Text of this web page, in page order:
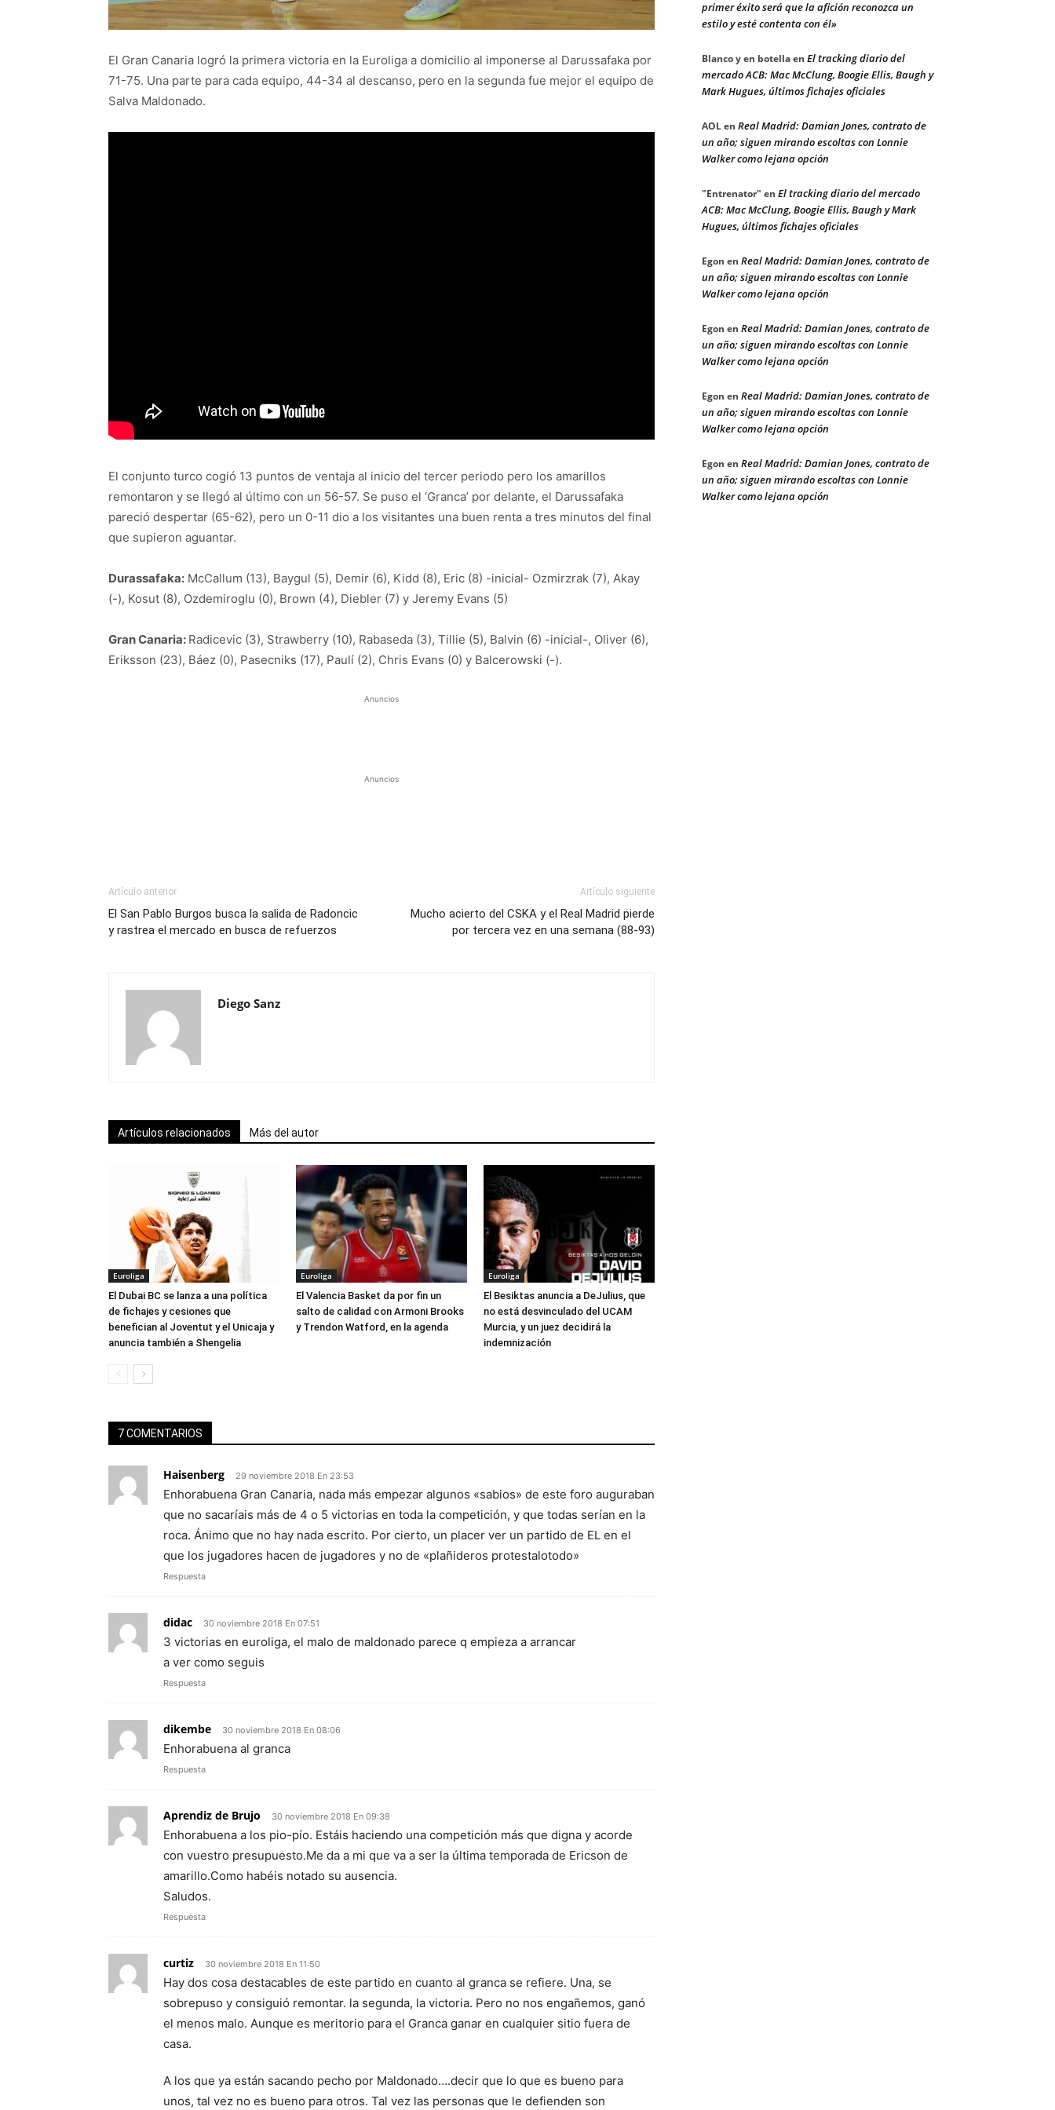
El Gran Canaria logró la primera victoria en la Euroliga a domicilio al imponerse al Darussafaka por
71-75. Una parte para cada equipo, 44-34 al descanso, pero en la segunda fue mejor el equipo de
Salva Maldonado.
El conjunto turco cogió 13 puntos de ventaja al inicio del tercer periodo pero los amarillos
remontaron y se llegó al último con un 56-57. Se puso el ‘Granca’ por delante, el Darussafaka
pareció despertar (65-62), pero un 0-11 dio a los visitantes una buen renta a tres minutos del final
que supieron aguantar.
Durassafaka: McCallum (13), Baygul (5), Demir (6), Kidd (8), Eric (8) -inicial- Ozmirzrak (7), Akay
(-), Kosut (8), Ozdemiroglu (0), Brown (4), Diebler (7) y Jeremy Evans (5)
Gran Canaria: Radicevic (3), Strawberry (10), Rabaseda (3), Tillie (5), Balvin (6) -inicial-, Oliver (6),
Eriksson (23), Báez (0), Pasecniks (17), Paulí (2), Chris Evans (0) y Balcerowski (-).
Anuncios
Anuncios
Artículo anterior
El San Pablo Burgos busca la salida de Radoncic
y rastrea el mercado en busca de refuerzos
Artículo siguiente
Mucho acierto del CSKA y el Real Madrid pierde
por tercera vez en una semana (88-93)
Diego Sanz
Artículos relacionados Más del autor
Euroliga
El Dubai BC se lanza a una política
de fichajes y cesiones que
benefician al Joventut y el Unicaja y
anuncia también a Shengelia
Euroliga
El Valencia Basket da por fin un
salto de calidad con Armoni Brooks
y Trendon Watford, en la agenda
Euroliga
El Besiktas anuncia a DeJulius, que
no está desvinculado del UCAM
Murcia, y un juez decidirá la
indemnización
7 COMENTARIOS
Haisenberg 29 noviembre 2018 En 23:53
Enhorabuena Gran Canaria, nada más empezar algunos «sabios» de este foro auguraban
que no sacaríais más de 4 o 5 victorias en toda la competición, y que todas serían en la
roca. Ánimo que no hay nada escrito. Por cierto, un placer ver un partido de EL en el
que los jugadores hacen de jugadores y no de «plañideros protestalotodo»
Respuesta
didac 30 noviembre 2018 En 07:51
3 victorias en euroliga, el malo de maldonado parece q empieza a arrancar
a ver como seguis
Respuesta
dikembe 30 noviembre 2018 En 08:06
Enhorabuena al granca
Respuesta
Aprendiz de Brujo 30 noviembre 2018 En 09:38
Enhorabuena a los pio-pío. Estáis haciendo una competición más que digna y acorde
con vuestro presupuesto.Me da a mi que va a ser la última temporada de Ericson de
amarillo.Como habéis notado su ausencia.
Saludos.
Respuesta
curtiz 30 noviembre 2018 En 11:50
Hay dos cosa destacables de este partido en cuanto al granca se refiere. Una, se
sobrepuso y consiguió remontar. la segunda, la victoria. Pero no nos engañemos, ganó
el menos malo. Aunque es meritorio para el Granca ganar en cualquier sitio fuera de
casa.
A los que ya están sacando pecho por Maldonado….decir que lo que es bueno para
unos, tal vez no es bueno para otros. Tal vez las personas que le defienden son
primer éxito será que la afición reconozca un
estilo y esté contenta con él»
Blanco y en botellaen El tracking diario del
mercado ACB: Mac McClung, Boogie Ellis, Baugh y
Mark Hugues, últimos fichajes oficiales
AOLen Real Madrid: Damian Jones, contrato de
un año; siguen mirando escoltas con Lonnie
Walker como lejana opción
"Entrenator" en El tracking diario del mercado
ACB: Mac McClung, Boogie Ellis, Baugh y Mark
Hugues, últimos fichajes oficiales
Egon en Real Madrid: Damian Jones, contrato de
un año; siguen mirando escoltas con Lonnie
Walker como lejana opción
Egon en Real Madrid: Damian Jones, contrato de
un año; siguen mirando escoltas con Lonnie
Walker como lejana opción
Egon en Real Madrid: Damian Jones, contrato de
un año; siguen mirando escoltas con Lonnie
Walker como lejana opción
Egon en Real Madrid: Damian Jones, contrato de
un año; siguen mirando escoltas con Lonnie
Walker como lejana opción